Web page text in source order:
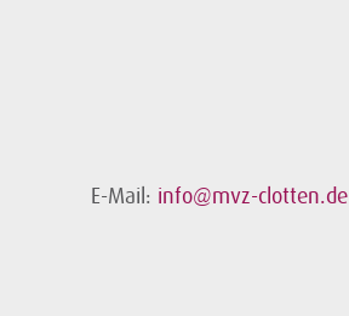
E-Mail: info@mvz-clotten.de